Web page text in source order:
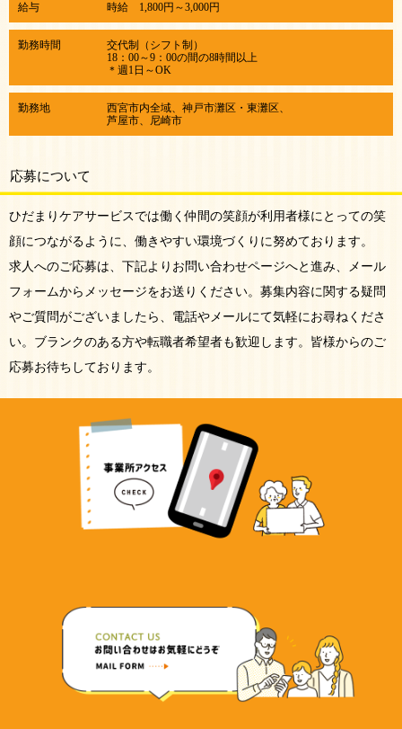
給与 時給 1,800円～3,000円
勤務時間
交代制（シフト制）
​18：00～9：00の間の8時間以上
＊週1日～OK
勤務地
西宮市内全域、神戸市灘区・東灘区、
​芦屋市、尼崎市
応募について
ひだまりケアサービスでは働く仲間の笑顔が利用者様にとっての笑
顔につながるように、働きやすい環境づくりに努めております。
求人へのご応募は、下記よりお問い合わせページへと進み、メール
フォームからメッセージをお送りください。募集内容に関する疑問
やご質問がございましたら、電話やメールにて気軽にお尋ねくださ
い。ブランクのある方や転職者希望者も歓迎します。皆様からのご
応募お待ちしております。